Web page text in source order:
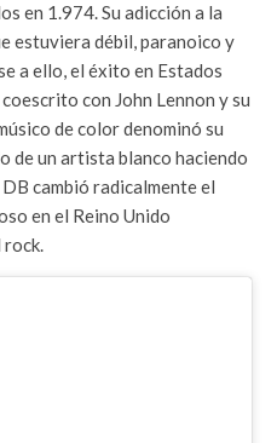
en 1.974. Su adicción a la
estuviera débil, paranoico y
a ello, el éxito en Estados
con John Lennon y su
de color denominó su
de un artista blanco haciendo
cambió radicalmente el
en el Reino Unido
rock.